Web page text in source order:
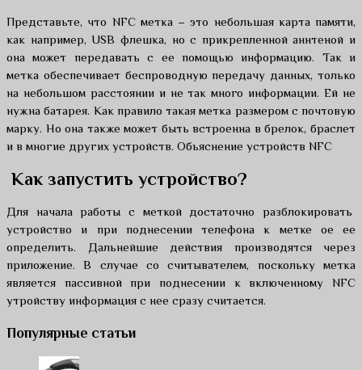
Представьте, что NFC метка – это небольшая карта памяти,
как например, USB флешка, но с прикрепленной аннтеной и
она может передавать с ее помощью информацию. Так и
метка обеспечивает беспроводную передачу данных, только
на небольшом расстоянии и не так много информации. Ей не
нужна батарея. Как правило такая метка размером с почтовую
марку. Но она также может быть встроенна в брелок, браслет
и в многие других устройств. Обьяснение устройств NFC
Как запустить устройство?
Для начала работы с меткой достаточно разблокировать
устройство и при поднесении телефона к метке ое ее
определить. Дальнейшие действия производятся через
приложение. В случае со считывателем, поскольку метка
является пассивной при поднесении к включенному NFC
утройству информация с нее сразу считается.
Популярные статьи